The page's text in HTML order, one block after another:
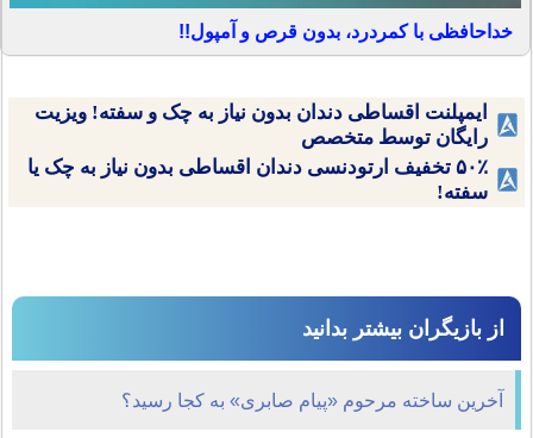
خداحافظی با کمردرد، بدون قرص و آمپول!!
ایمپلنت اقساطی دندان بدون نیاز به چک و سفته! ویزیت
رایگان توسط متخصص
۵۰٪ تخفیف ارتودنسی دندان اقساطی بدون نیاز به چک یا
سفته!
از بازیگران بیشتر بدانید
آخرین ساخته مرحوم «پیام صابری» به کجا رسید؟